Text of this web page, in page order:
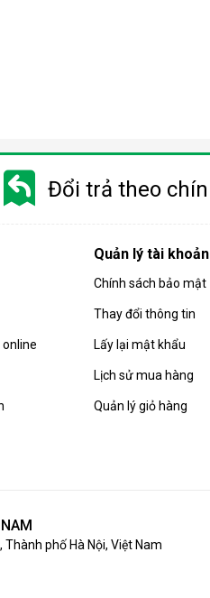
Đổi trả theo
Quản lý tài khoản
Chính sách bảo mật
Thay đổi thông tin
Lấy lại mật khẩu
Lịch sử mua hàng
Quản lý giỏ hàng
phố Hà Nội, Việt Nam